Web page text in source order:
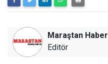
Maraştan Haber
Editör